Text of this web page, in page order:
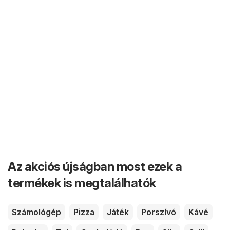
Az akciós újságban most ezek a
termékek is megtalálhatók
Számológép Pizza Játék Porszívó
Kávé